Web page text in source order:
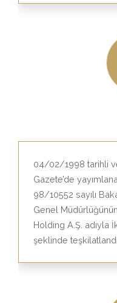
04/02/1998 tarihli
Gazete’de
98/10552 sayılı
Genel
Holding A.Ş. adıyla
şeklinde